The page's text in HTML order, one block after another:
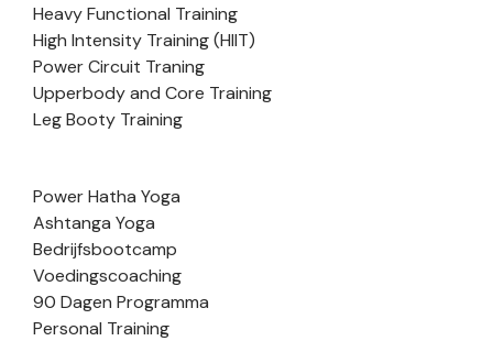
Heavy Functional Training
High Intensity Training (HIIT)
Power Circuit Traning
Upperbody and Core Training
Leg Booty Training
Power Hatha Yoga
Ashtanga Yoga
Bedrijfsbootcamp
Voedingscoaching
90 Dagen Programma
Personal Training